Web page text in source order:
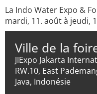
La Indo Water Expo &
mardi, 11. août à jeudi,
Ville de la
JIExpo Jakarta
RW.10, East
Java, Indonésie